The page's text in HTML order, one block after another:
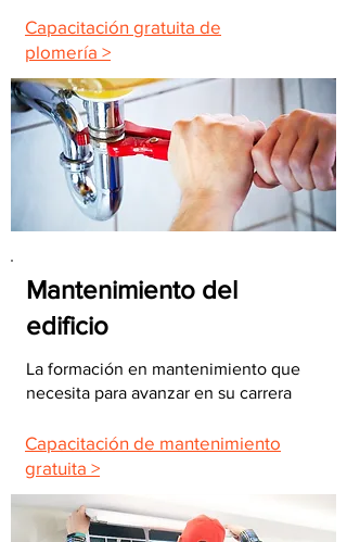
Capacitación gratuita de
plomería >
Mantenimiento del
edificio
La formación en mantenimiento que
necesita para avanzar en su carrera
Capacitación de mantenimiento
gratuita >